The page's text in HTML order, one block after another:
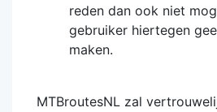
reden dan ook niet
gebruiker hiertegen
maken.
MTBroutesNL zal